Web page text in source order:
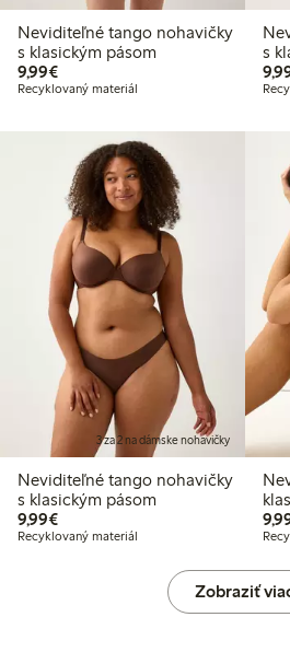
Neviditeľné tango nohavičky
s klasickým pásom
9,99€9,99 €
Recyklovaný materiál
s
3 za 2 na dámske nohavičky
Neviditeľné tango nohavičky
s klasickým pásom
9,99€9,99 €
Recyklovaný materiál
Zobraziť